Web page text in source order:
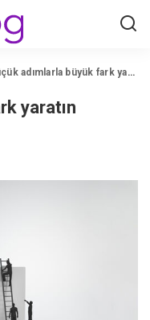
adımlarla büyük fark yaratın
yaratın